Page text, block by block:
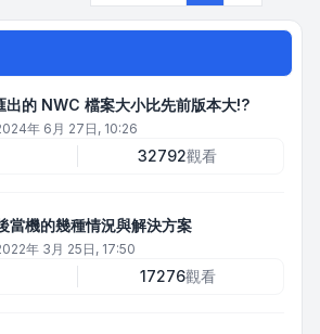
的 NWC 檔案大小比先前版本大!?
年 6月 27日, 10:26
32792觀看
機的幾種情況與解決方案
年 3月 25日, 17:50
17276觀看